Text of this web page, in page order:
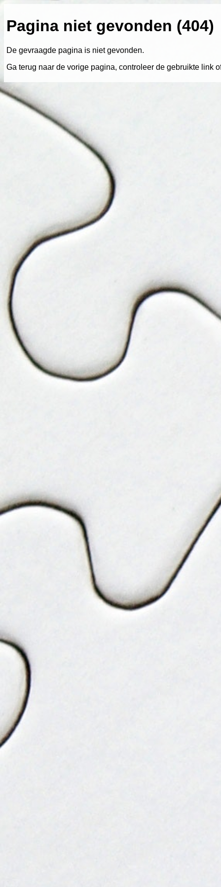
Pagina niet gevonden (404)
De gevraagde pagina is niet gevonden.
Ga terug naar de vorige pagina, controleer de gebruikte link